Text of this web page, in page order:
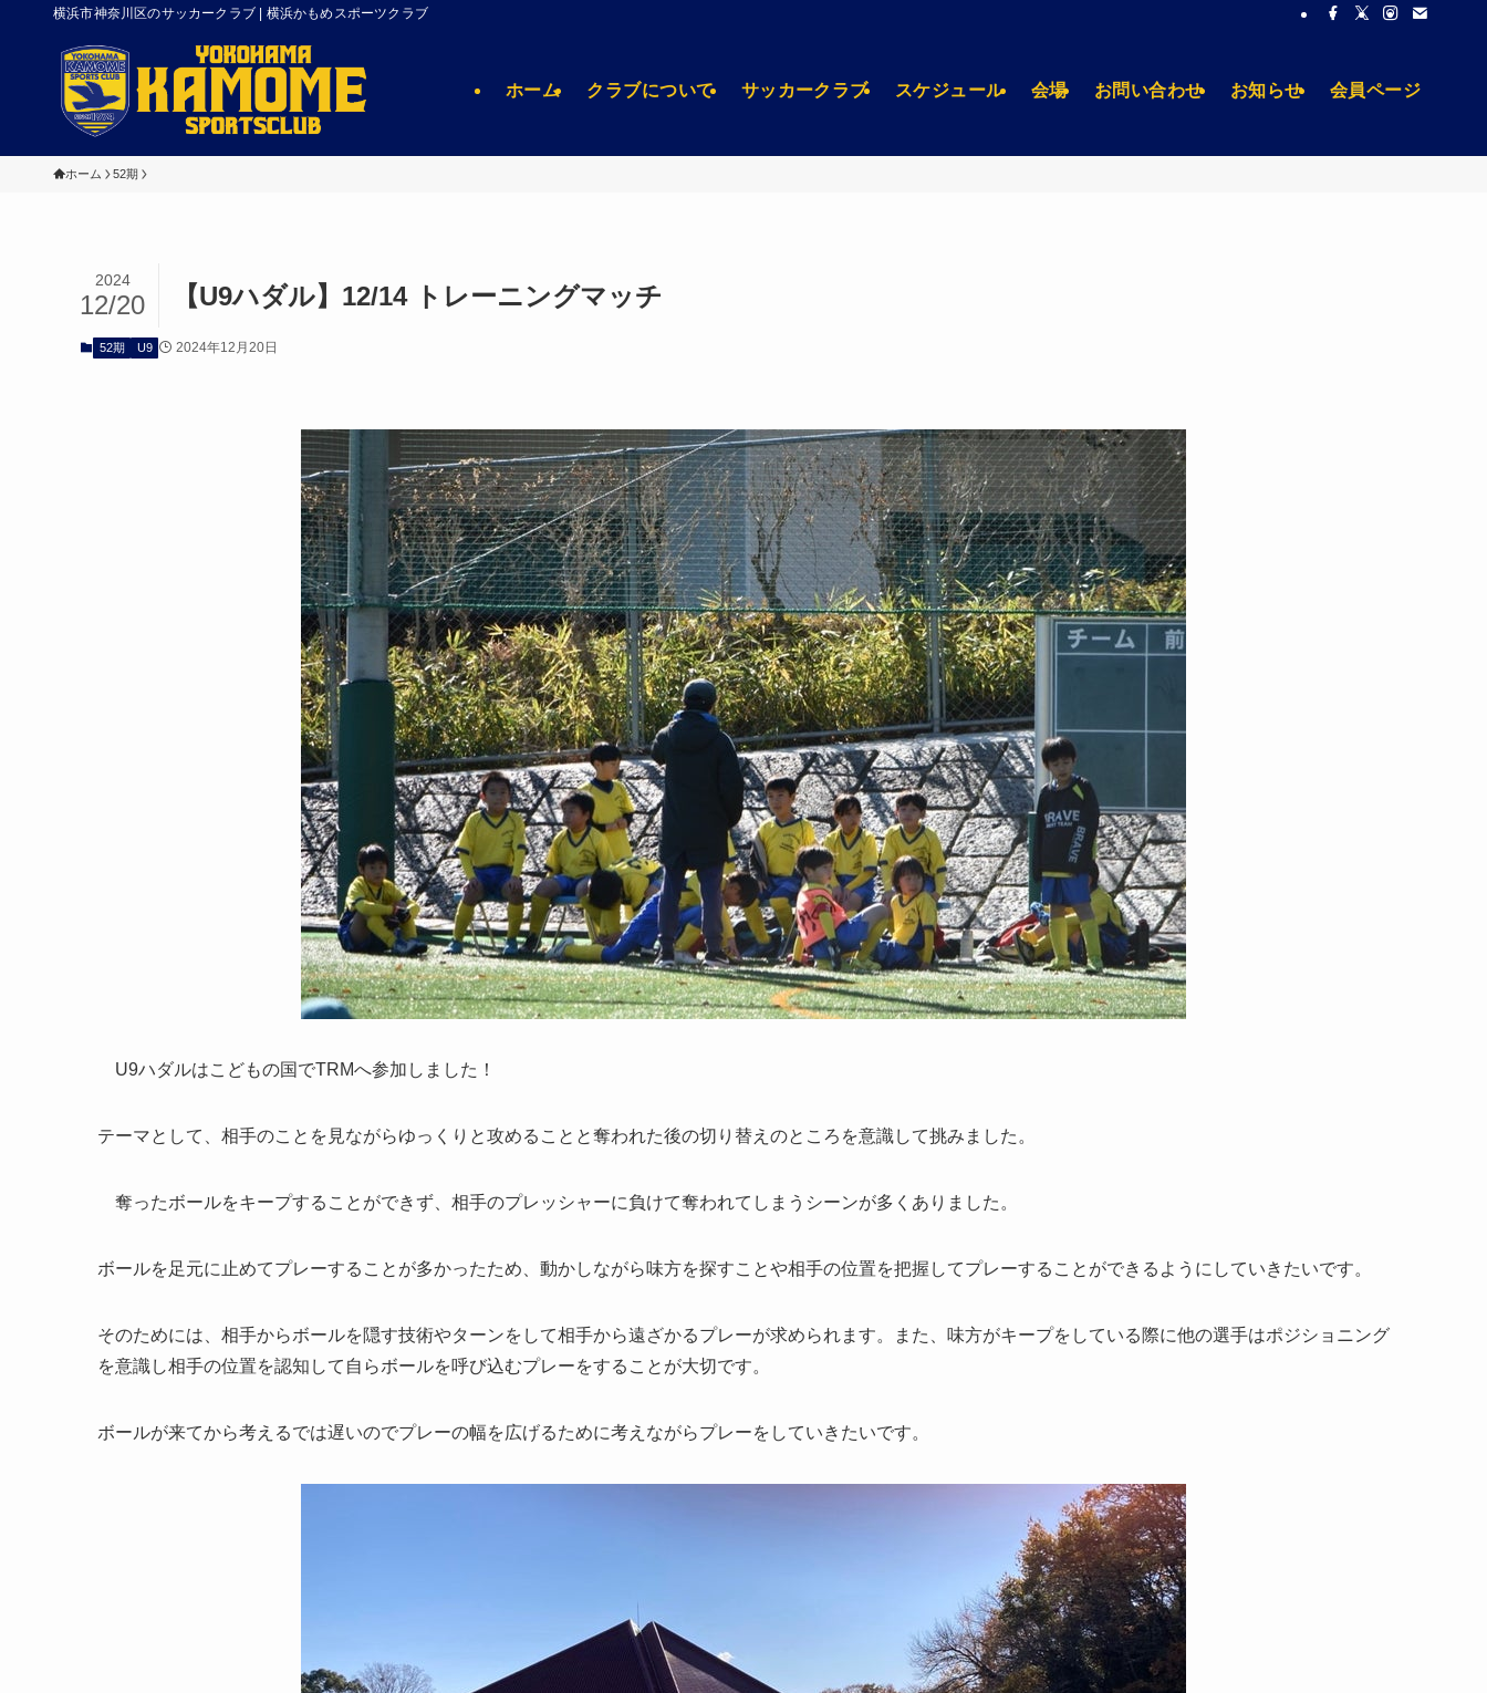
横浜市神奈川区のサッカークラブ | 横浜かもめスポーツクラブ
ホーム クラブについて サッカークラブ スケジュール 会場 お問い合わせ お知らせ 会員ページ
ホーム 52期
【U9ハダル】12/14 トレーニングマッチ
2024
12/20
52期 U9 2024年12月20日
U9ハダルはこどもの国でTRMへ参加しました！
テーマとして、相手のことを見ながらゆっくりと攻めることと奪われた後の切り替えのところを意識して挑みました。
奪ったボールをキープすることができず、相手のプレッシャーに負けて奪われてしまうシーンが多くありました。
ボールを足元に止めてプレーすることが多かったため、動かしながら味方を探すことや相手の位置を把握してプレーすることができるようにしていきたいです。
そのためには、相手からボールを隠す技術やターンをして相手から遠ざかるプレーが求められます。また、味方がキープをしている際に他の選手はポジショニング
を意識し相手の位置を認知して自らボールを呼び込むプレーをすることが大切です。
ボールが来てから考えるでは遅いのでプレーの幅を広げるために考えながらプレーをしていきたいです。